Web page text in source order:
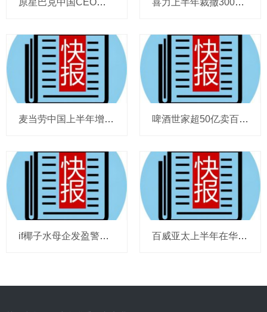
麦当劳中国上半年增至8114家，达能CEO称现阶段更具进攻性，“小酒馆”海伦司盈警，现代牧业完成收购中国圣牧股权，茶颜悦色合肥首店开业 啤酒世家超50亿卖百威集团股份，宗庆后之子任新公司董事长，FIVE GUYS明年重点加密北京，三只松鼠华南总部入驻佛山，达能完成阿根廷合资
if椰子水母企发盈警，星巴克回应“伙伴券取消”传闻，沃尔玛社区店将开进广州，袁记食品更新招股书，投资超5亿的安徽东鹏饮料项目投产 百威亚太上半年在华量跌价升，东鹏饮料上半年收入近125亿，热浪让梦龙冰淇淋欧洲大卖，徐福记发拼多多店铺说明，泸溪河桃酥再次上架山姆